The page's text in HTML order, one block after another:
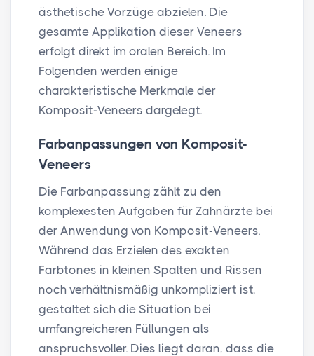
ästhetische Vorzüge abzielen. Die
gesamte Applikation dieser Veneers
erfolgt direkt im oralen Bereich. Im
Folgenden werden einige
charakteristische Merkmale der
Komposit-Veneers dargelegt.
Farbanpassungen von Komposit-
Veneers
Die Farbanpassung zählt zu den
komplexesten Aufgaben für Zahnärzte bei
der Anwendung von Komposit-Veneers.
Während das Erzielen des exakten
Farbtones in kleinen Spalten und Rissen
noch verhältnismäßig unkompliziert ist,
gestaltet sich die Situation bei
umfangreicheren Füllungen als
anspruchsvoller. Dies liegt daran, dass die